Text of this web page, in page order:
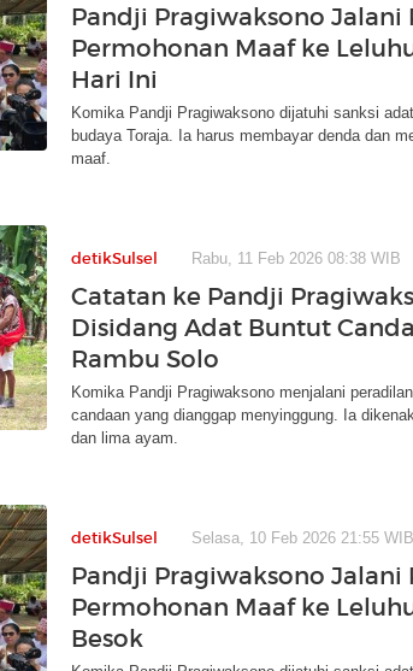
Pandji Pragiwaksono Jalani
Permohonan Maaf ke
Hari Ini
Komika Pandji Pragiwaksono dijatuhi sanksi
budaya Toraja. Ia harus membayar denda dan
maaf.
detikSulsel Rabu, 11 Feb 2026 08:38 WIB
Catatan ke Pandji
Disidang Adat Buntut
Rambu Solo
Komika Pandji Pragiwaksono menjalani
candaan yang dianggap menyinggung. Ia
dan lima ayam.
detikSulsel Selasa, 10 Feb 2026 21:55 WIB
Pandji Pragiwaksono Jalani
Permohonan Maaf ke
Besok